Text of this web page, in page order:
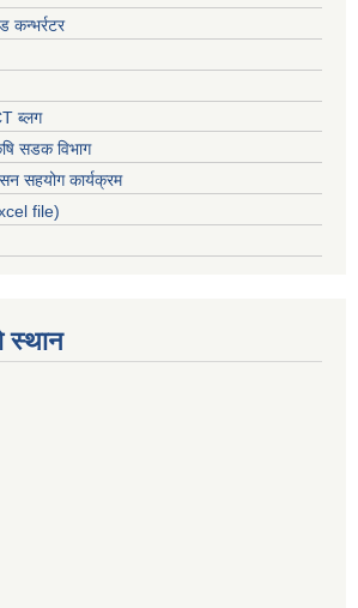
कन्भर्रटर
ब्लग
सडक विभाग
सहयोग कार्यक्रम
file)
स्थान